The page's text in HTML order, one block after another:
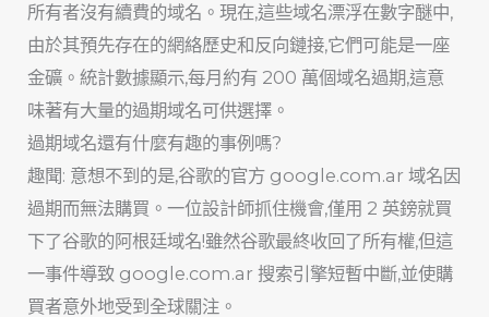
所有者沒有續費的域名。現在,這些域名漂浮在數字醚中,
由於其預先存在的網絡歷史和反向鏈接,它們可能是一座
金礦。統計數據顯示,每月約有 200 萬個域名過期,這意
味著有大量的過期域名可供選擇。
過期域名還有什麼有趣的事例嗎?
趣聞: 意想不到的是,谷歌的官方 google.com.ar 域名因
過期而無法購買。一位設計師抓住機會,僅用 2 英鎊就買
下了谷歌的阿根廷域名!雖然谷歌最終收回了所有權,但這
一事件導致 google.com.ar 搜索引擎短暫中斷,並使購
買者意外地受到全球關注。